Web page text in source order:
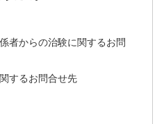
者からの治験に関するお問
するお問合せ先